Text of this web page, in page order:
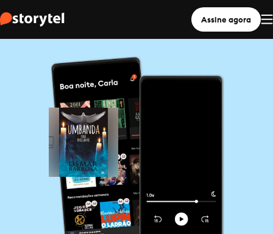
Assine agora